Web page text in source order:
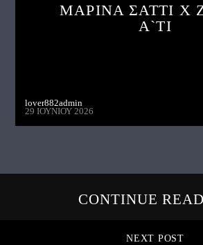
ΜΑΡΙΝΑ ΣΑΤΤΙ X
A`TI
lover882admin
29 ΙΟΥΝΊΟΥ 2026
CONTINUE
NEXT POST